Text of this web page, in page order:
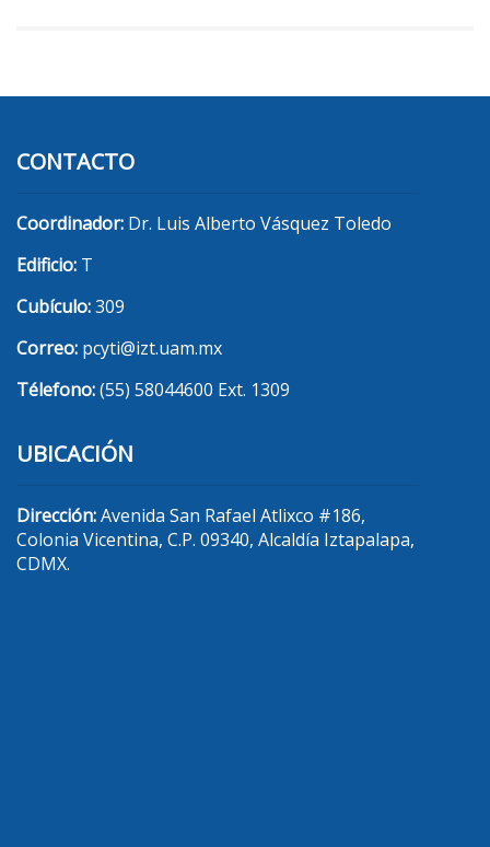
CONTACTO
Coordinador: Dr. Luis Alberto Vásquez Toledo
Edificio: T
Cubículo:309
Correo: pcyti@izt.uam.mx
Télefono:(55) 58044600 Ext. 1309
UBICACIÓN
Dirección:Avenida San Rafael Atlixco #186,
Colonia Vicentina, C.P. 09340, Alcaldía Iztapalapa,
CDMX.